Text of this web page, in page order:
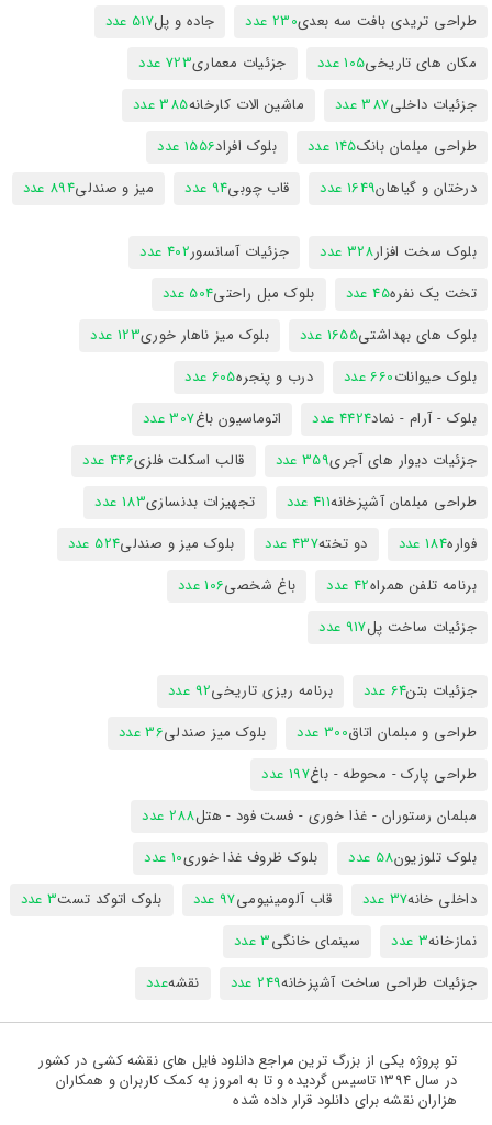
طراحی تریدی بافت سه بعدی230 عدد جاده و پل517 عدد
مکان های تاریخی105 عدد جزئیات معماری723 عدد
جزئیات داخلی387 عدد ماشین الات کارخانه385 عدد
طراحی مبلمان بانک145 عدد بلوک افراد1556 عدد
درختان و گیاهان1649 عدد قاب چوبی94 عدد میز و صندلی894 عدد
بلوک سخت افزار328 عدد جزئیات آسانسور402 عدد
تخت یک نفره45 عدد بلوک مبل راحتی504 عدد
بلوک های بهداشتی1655 عدد بلوک میز ناهار خوری123 عدد
بلوک حیوانات660 عدد درب و پنجره605 عدد
بلوک - آرام - نماد4424 عدد اتوماسیون باغ307 عدد
جزئیات دیوار های آجری359 عدد قالب اسکلت فلزی446 عدد
طراحی مبلمان آشپزخانه411 عدد تجهیزات بدنسازی183 عدد
فواره184 عدد دو تخته437 عدد بلوک میز و صندلی524 عدد
برنامه تلفن همراه42 عدد باغ شخصی106 عدد
جزئیات ساخت پل917 عدد
جزئیات بتن64 عدد برنامه ریزی تاریخی92 عدد
طراحی و مبلمان اتاق300 عدد بلوک میز صندلی36 عدد
طراحی پارک - محوطه - باغ197 عدد
مبلمان رستوران - غذا خوری - فست فود - هتل288 عدد
بلوک تلوزیون58 عدد بلوک ظروف غذا خوری10 عدد
داخلی خانه37 عدد قاب آلومینیومی97 عدد بلوک اتوکد تست3 عدد
نمازخانه3 عدد سینمای خانگی3 عدد
جزئیات طراحی ساخت آشپزخانه249 عدد نقشهعدد
تو پروژه یکی از بزرگ ترین مراجع دانلود فایل های نقشه کشی در کشور
در سال 1394 تاسیس گردیده و تا به امروز به کمک کاربران و همکاران
هزاران نقشه برای دانلود قرار داده شده